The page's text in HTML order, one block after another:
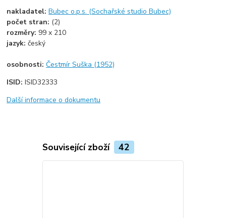
nakladatel:Bubec o.p.s. (Sochařské studio Bubec)
počet stran: (2)
rozměry: 99 x 210
jazyk:český
osobnosti: Čestmír Suška (1952)
ISID:ISID32333
Další informace o dokumentu
Související zboží 42